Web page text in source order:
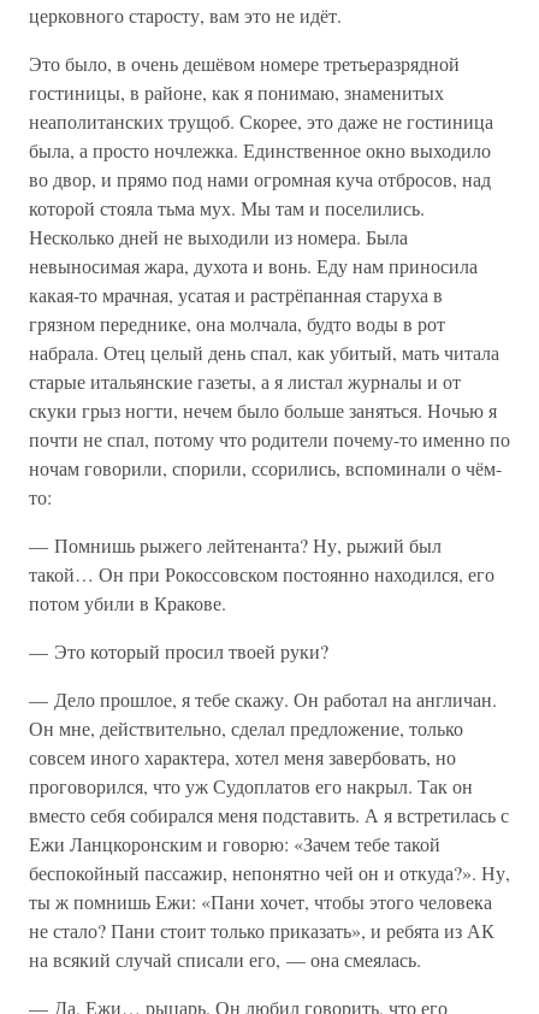
церковного старосту, вам это не идёт.
Это было, в очень дешёвом номере третьеразрядной
гостиницы, в районе, как я понимаю, знаменитых
неаполитанских трущоб. Скорее, это даже не гостиница
была, а просто ночлежка. Единственное окно выходило
во двор, и прямо под нами огромная куча отбросов, над
которой стояла тьма мух. Мы там и поселились.
Несколько дней не выходили из номера. Была
невыносимая жара, духота и вонь. Еду нам приносила
какая-то мрачная, усатая и растрёпанная старуха в
грязном переднике, она молчала, будто воды в рот
набрала. Отец целый день спал, как убитый, мать читала
старые итальянские газеты, а я листал журналы и от
скуки грыз ногти, нечем было больше заняться. Ночью я
почти не спал, потому что родители почему-то именно по
ночам говорили, спорили, ссорились, вспоминали о чём-
то:
— Помнишь рыжего лейтенанта? Ну, рыжий был
такой… Он при Рокоссовском постоянно находился, его
потом убили в Кракове.
— Это который просил твоей руки?
— Дело прошлое, я тебе скажу. Он работал на англичан.
Он мне, действительно, сделал предложение, только
совсем иного характера, хотел меня завербовать, но
проговорился, что уж Судоплатов его накрыл. Так он
вместо себя собирался меня подставить. А я встретилась с
Ежи Ланцкоронским и говорю: «Зачем тебе такой
беспокойный пассажир, непонятно чей он и откуда?». Ну,
ты ж помнишь Ежи: «Пани хочет, чтобы этого человека
не стало? Пани стоит только приказать», и ребята из АК
на всякий случай списали его, — она смеялась.
— Да, Ежи… рыцарь. Он любил говорить, что его